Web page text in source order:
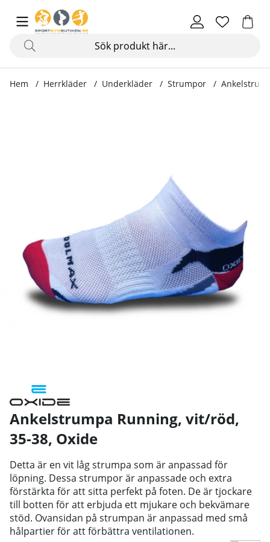
Hem Herrkläder Underkläder Strumpor
Ankelstrumpa Running, vit/röd,
35-38, Oxide
Detta är en vit låg strumpa som är anpassad för
löpning. Dessa strumpor är anpassade och extra
förstärkta för att sitta perfekt på foten. De är tjockare
till botten för att erbjuda ett mjukare och bekvämare
stöd. Ovansidan på strumpan är anpassad med små
hålpartier för att förbättra ventilationen.